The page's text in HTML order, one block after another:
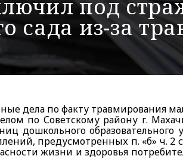
под
сада из-за
дела по факту травмирования
по Советскому району г.
дошкольного
предусмотренных п. «б» ч. 2
жизни и здоровья